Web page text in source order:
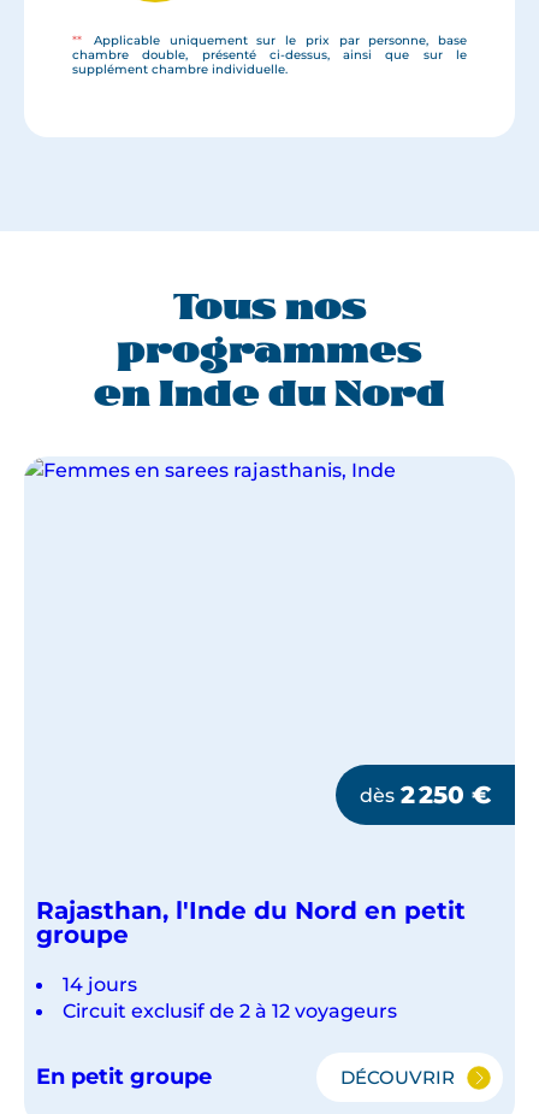
**
Applicable uniquement sur le prix par personne, base
chambre double, présenté ci-dessus, ainsi que sur le
supplément chambre individuelle.
Tous nos
programmes
en Inde du Nord
dès 2 250 €
Rajasthan, l'Inde du Nord en petit
groupe
14 jours
Circuit exclusif de 2 à 12 voyageurs
En petit groupe DÉCOUVRIR
RAJASTHAN,